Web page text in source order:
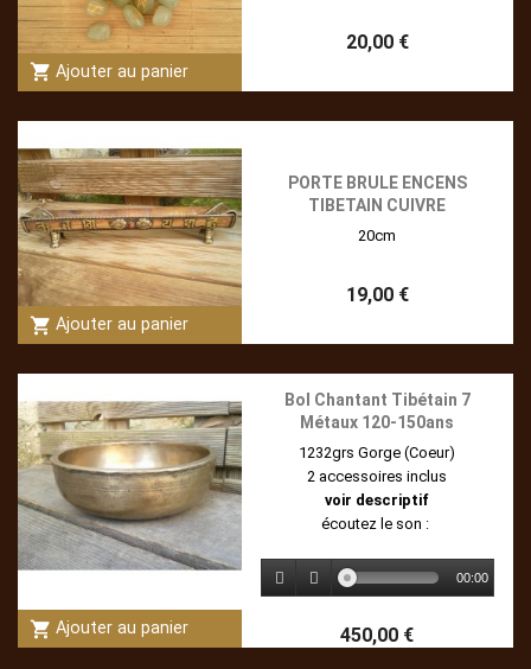
shopping_cart Ajouter au panier
20,00 €
shopping_cart Ajouter au panier
PORTE BRULE ENCENS
TIBETAIN CUIVRE
20cm
19,00 €
shopping_cart Ajouter au panier
Bol Chantant Tibétain 7
Métaux 120-150ans
1232grs Gorge (Coeur)
2 accessoires inclus
voir descriptif
écoutez le son :
00:00
450,00 €